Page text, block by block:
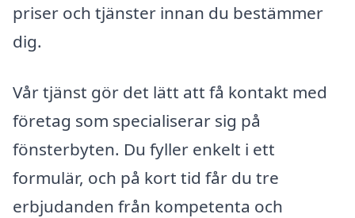
priser och tjänster innan du bestämmer
dig.
Vår tjänst gör det lätt att få kontakt med
företag som specialiserar sig på
fönsterbyten. Du fyller enkelt i ett
formulär, och på kort tid får du tre
erbjudanden från kompetenta och